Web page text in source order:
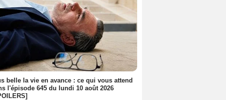
belle la vie en avance : ce qui vous attend
l'épisode 645 du lundi 10 août 2026